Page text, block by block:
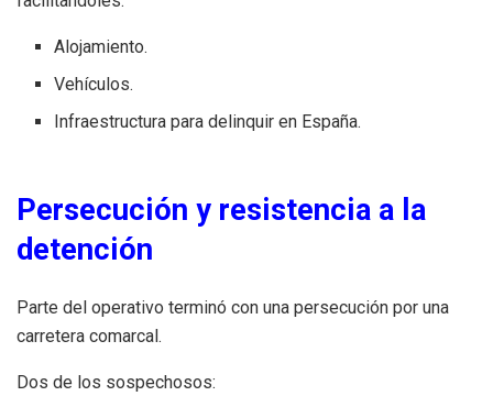
Alojamiento.
Vehículos.
Infraestructura para delinquir en España.
Persecución y resistencia a la
detención
Parte del operativo terminó con una persecución por una
carretera comarcal.
Dos de los sospechosos: